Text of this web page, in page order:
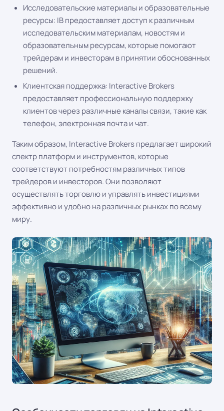
Исследовательские материалы и образовательные
ресурсы: IB предоставляет доступ к различным
исследовательским материалам, новостям и
образовательным ресурсам, которые помогают
трейдерам и инвесторам в принятии обоснованных
решений.
Клиентская поддержка: Interactive Brokers
предоставляет профессиональную поддержку
клиентов через различные каналы связи, такие как
телефон, электронная почта и чат.
Таким образом, Interactive Brokers предлагает широкий
спектр платформ и инструментов, которые
соответствуют потребностям различных типов
трейдеров и инвесторов. Они позволяют
осуществлять торговлю и управлять инвестициями
эффективно и удобно на различных рынках по всему
миру.